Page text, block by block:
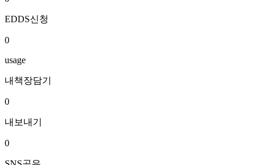
EDDS신청
0
usage
내책장담기
0
내보내기
0